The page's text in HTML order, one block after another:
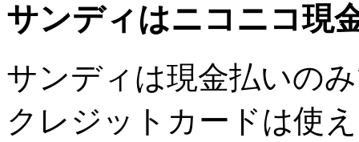
サンディはニコニコ現
サンディは現金払いの
クレジットカードは使